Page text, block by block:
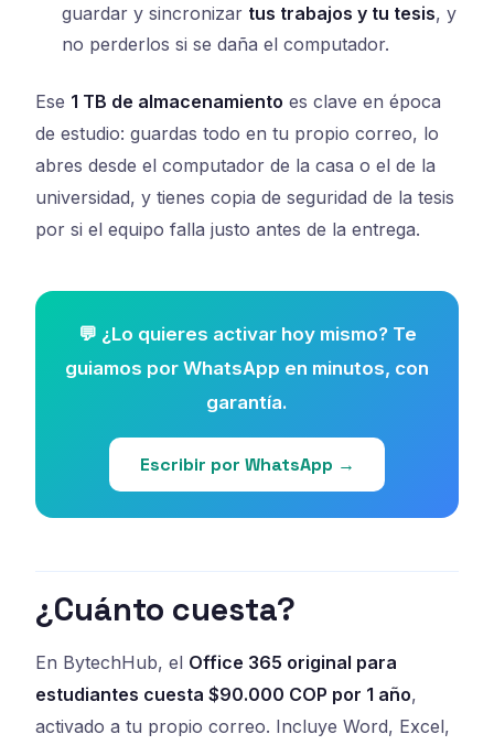
guardar y sincronizar tus trabajos y tu tesis, y
no perderlos si se daña el computador.
Ese 1 TB de almacenamiento es clave en época
de estudio: guardas todo en tu propio correo, lo
abres desde el computador de la casa o el de la
universidad, y tienes copia de seguridad de la tesis
por si el equipo falla justo antes de la entrega.
💬 ¿Lo quieres activar hoy mismo? Te
guiamos por WhatsApp en minutos, con
garantía.
Escribir por WhatsApp →
¿Cuánto cuesta?
En BytechHub, el Office 365 original para
estudiantes cuesta $90.000 COP por 1 año,
activado a tu propio correo. Incluye Word, Excel,